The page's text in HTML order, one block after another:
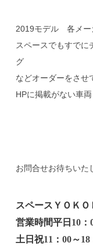
2019モデル 各メー
スペースでもすでに
グ
などオーダーをさせ
HPに掲載がない車
お問合せお待ちいた
スペースＹＯＫＯ
営業時間平日10：
土日祝11 ： 00～18